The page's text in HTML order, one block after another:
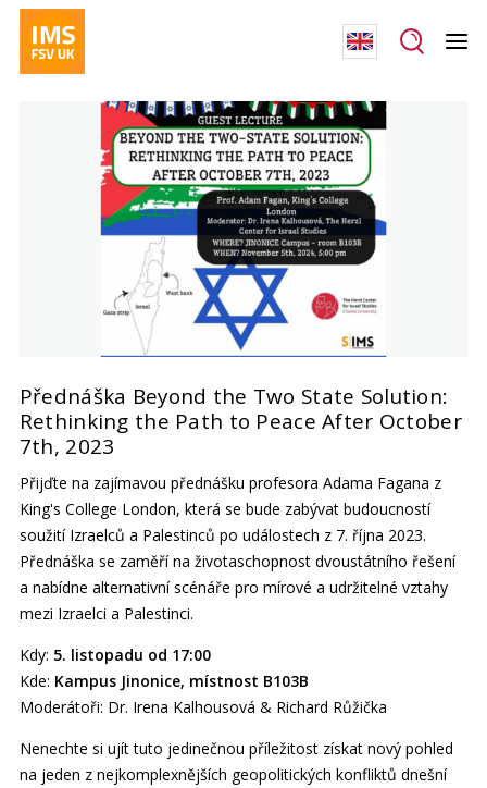
Přednáška Beyond the Two State Solution:
Rethinking the Path to Peace After October
7th, 2023
Přijďte na zajímavou přednášku profesora Adama Fagana z
King's College London, která se bude zabývat budoucností
soužití Izraelců a Palestinců po událostech z 7. října 2023.
Přednáška se zaměří na životaschopnost dvoustátního řešení
a nabídne alternativní scénáře pro mírové a udržitelné vztahy
mezi Izraelci a Palestinci.
Kdy: 5. listopadu od 17:00
Kde: Kampus Jinonice, místnost B103B
Moderátoři: Dr. Irena Kalhousová & Richard Růžička
Nenechte si ujít tuto jedinečnou příležitost získat nový pohled
na jeden z nejkomplexnějších geopolitických konfliktů dnešní